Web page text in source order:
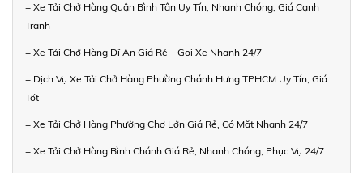
+ Xe Tải Chở Hàng Quận Bình Tân Uy Tín, Nhanh Chóng, Giá Cạnh
Tranh
+ Xe Tải Chở Hàng Dĩ An Giá Rẻ – Gọi Xe Nhanh 24/7
+ Dịch Vụ Xe Tải Chở Hàng Phường Chánh Hưng TPHCM Uy Tín, Giá
Tốt
+ Xe Tải Chở Hàng Phường Chợ Lớn Giá Rẻ, Có Mặt Nhanh 24/7
+ Xe Tải Chở Hàng Bình Chánh Giá Rẻ, Nhanh Chóng, Phục Vụ 24/7